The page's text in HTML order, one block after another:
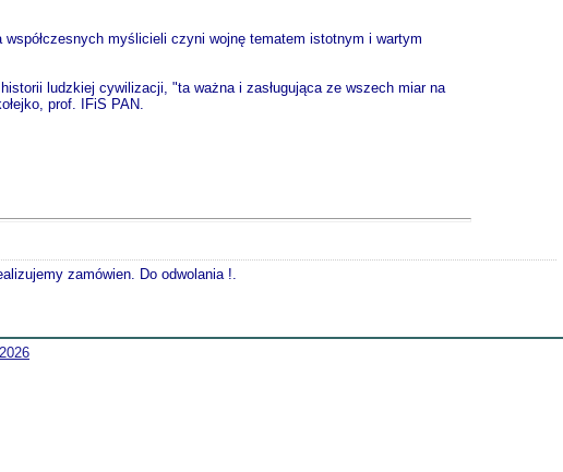
myślicieli czyni wojnę tematem istotnym i wartym
ludzkiej cywilizacji, "ta ważna i zasługująca ze wszech miar na
prof. IFiS PAN.
zamówien. Do odwolania !.